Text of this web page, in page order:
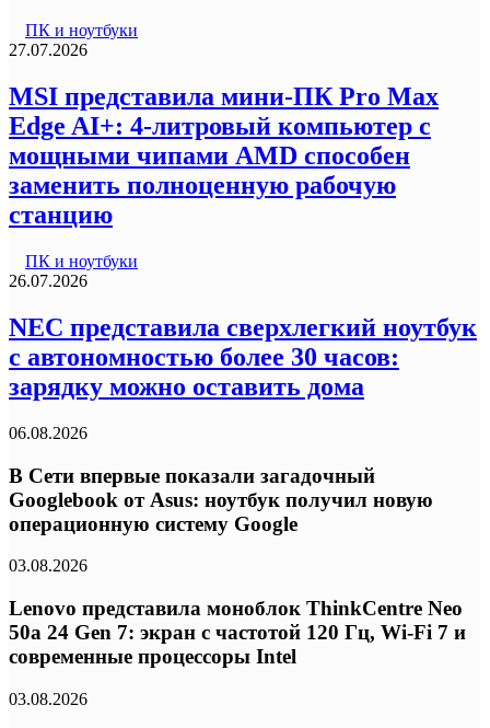
ПК и ноутбуки
27.07.2026
MSI представила мини-ПК Pro Max
Edge AI+: 4-литровый компьютер с
мощными чипами AMD способен
заменить полноценную рабочую
станцию
ПК и ноутбуки
26.07.2026
NEC представила сверхлегкий ноутбук
с автономностью более 30 часов:
зарядку можно оставить дома
06.08.2026
В Сети впервые показали загадочный
Googlebook от Asus: ноутбук получил новую
операционную систему Google
03.08.2026
Lenovo представила моноблок ThinkCentre Neo
50a 24 Gen 7: экран с частотой 120 Гц, Wi-Fi 7 и
современные процессоры Intel
03.08.2026